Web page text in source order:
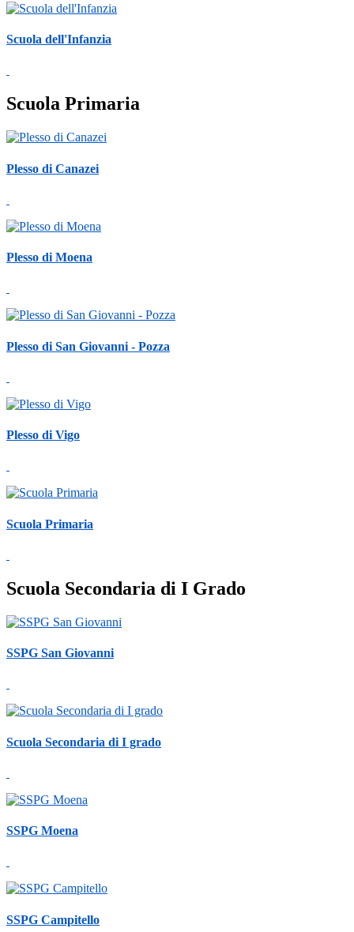
Scuola dell'Infanzia
Scuola Primaria
Plesso di Canazei
Plesso di Moena
Plesso di San Giovanni - Pozza
Plesso di Vigo
Scuola Primaria
Scuola Secondaria di I Grado
SSPG San Giovanni
Scuola Secondaria di I grado
SSPG Moena
SSPG Campitello